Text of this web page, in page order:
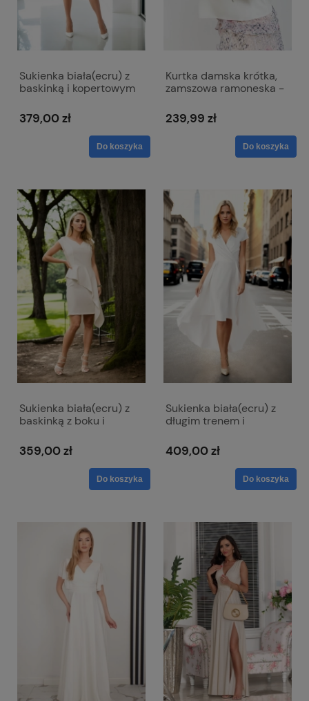
Sukienka biała(ecru) z
baskinką i kopertowym
ślubna
379,00 zł
Do koszyka
Kurtka damska krótka,
zamszowa ramoneska -
239,99 zł
Do koszyka
Sukienka biała(ecru) z
baskinką z boku i
Victoria ślubna
359,00 zł
Do koszyka
Sukienka biała(ecru) z
długim trenem i
Selena ślubna
409,00 zł
Do koszyka